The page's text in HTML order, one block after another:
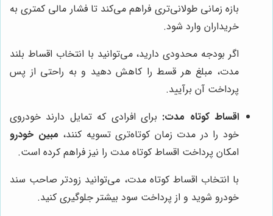
بازه زمانی طولانی‌تری فراهم می‌کند تا فشار مالی کمتری به
خریداران وارد شود.
اگر بودجه محدودی دارید، می‌توانید با انتخاب اقساط بلند
مدت، مبلغ هر قسط را کاهش دهید و به راحتی از پس
پرداخت آن برآیید.
اقساط کوتاه مدت: برای افرادی که تمایل دارند خودروی
خود را در مدت زمان کوتاه‌تری تسویه کنند، مبین خودرو
امکان پرداخت اقساط کوتاه مدت را نیز فراهم کرده است.
با انتخاب اقساط کوتاه مدت، می‌توانید زودتر صاحب سند
خودرو شوید و از پرداخت سود بیشتر جلوگیری کنید.